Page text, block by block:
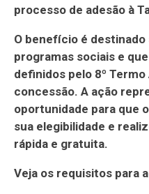
processo de adesão à
O benefício é
programas sociais e
definidos pelo 8º
concessão. A ação
oportunidade para que
sua elegibilidade e
rápida e gratuita.
Veja os requisitos para